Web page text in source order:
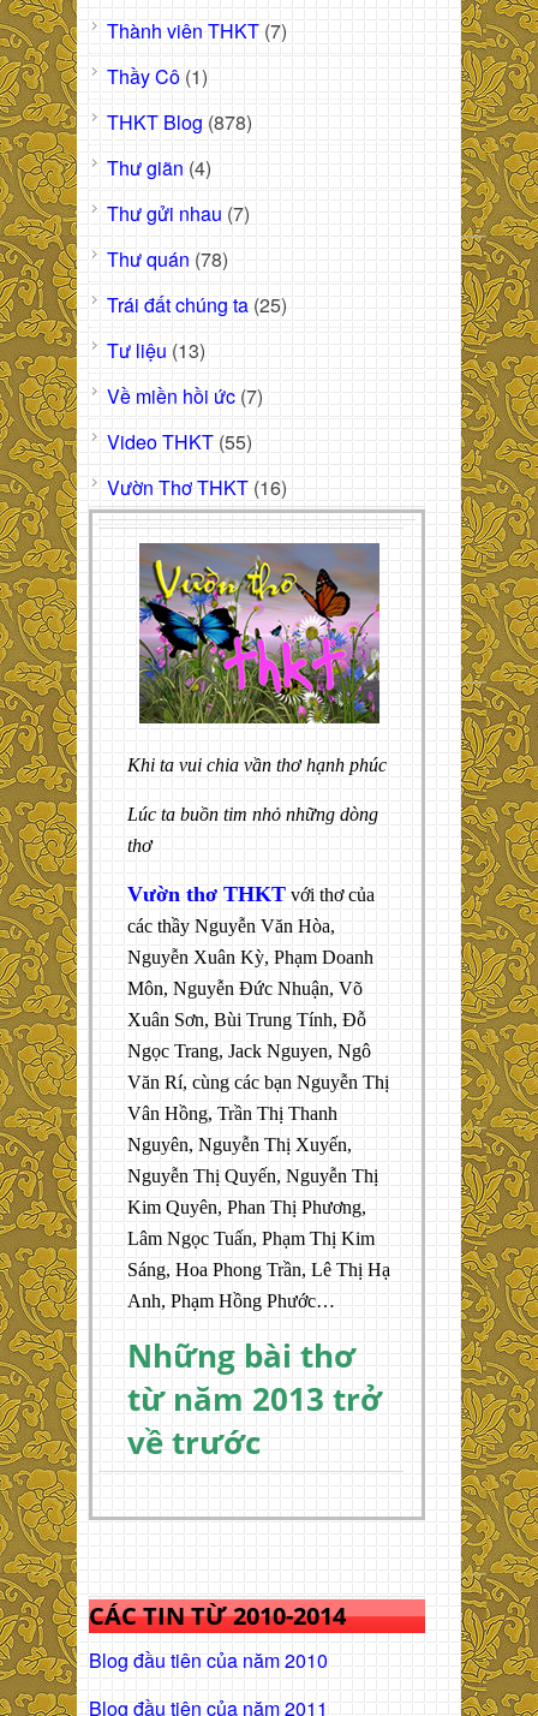
Thành viên THKT (7)
Thầy Cô (1)
THKT Blog (878)
Thư giãn (4)
Thư gửi nhau (7)
Thư quán (78)
Trái đất chúng ta (25)
Tư liệu (13)
Về miền hồi ức (7)
Video THKT (55)
Vườn Thơ THKT (16)
Khi ta vui chia vần thơ hạnh phúc
Lúc ta buồn tim nhỏ những dòng
thơ
Vườn thơ THKT với thơ của
các thầy Nguyễn Văn Hòa,
Nguyễn Xuân Kỳ, Phạm Doanh
Môn, Nguyễn Đức Nhuận, Võ
Xuân Sơn, Bùi Trung Tính, Đỗ
Ngọc Trang, Jack Nguyen, Ngô
Văn Rí, cùng các bạn Nguyễn Thị
Vân Hồng, Trần Thị Thanh
Nguyên, Nguyễn Thị Xuyến,
Nguyễn Thị Quyến, Nguyễn Thị
Kim Quyên, Phan Thị Phương,
Lâm Ngọc Tuấn, Phạm Thị Kim
Sáng, Hoa Phong Trần, Lê Thị Hạ
Anh, Phạm Hồng Phước…
Những bài thơ
từ năm 2013 trở
về trước
CÁC TIN TỪ 2010-2014
Blog đầu tiên của năm 2010
Blog đầu tiên của năm 2011